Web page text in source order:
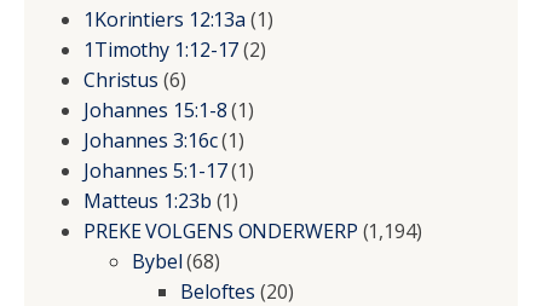
1Korintiers 12:13a (1)
1Timothy 1:12-17(2)
Christus (6)
Johannes 15:1-8(1)
Johannes 3:16c(1)
Johannes 5:1-17(1)
Matteus 1:23b (1)
PREKE VOLGENS ONDERWERP (1,194)
Bybel(68)
Beloftes (20)